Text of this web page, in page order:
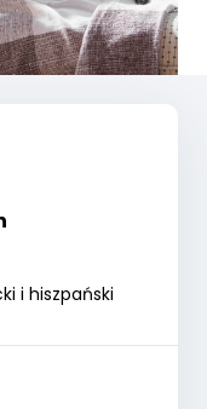
i hiszpański